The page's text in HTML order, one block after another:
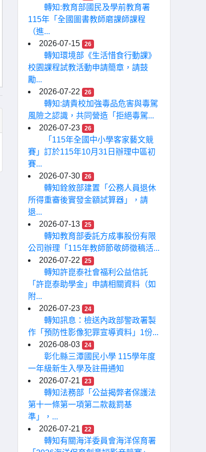
轉知:教育部國民及學前教育署
115年「全國圖書教師磨課師課程
（進...
2026-07-15
26
轉知環境部《生活惜食行動課》
校園課程試教活動申請簡章，請鼓
勵...
2026-07-22
26
轉知:請貴校加強毒品危害與毒駕
風險之認識，共同營造「拒絕毒駕...
2026-07-23
26
「115年全國中小學客家藝文競
賽」訂於115年10月31日辦理中區初
賽...
2026-07-30
26
轉知銓敘部建置「公務人員退休
所得重審後實發金額試算器」，請
退...
2026-07-13
25
轉知教育部委託方成事股份有限
公司辦理「115年教師節敬師徵稿活...
2026-07-22
25
轉知許崑泰社會福利公益信託
「許崑泰助學金」申請相關資料（如
附...
2026-07-23
24
轉知訊息：檢送內政部警政署製
作「預防性影像犯罪宣導資料」1份...
2026-08-03
24
彰化縣三潭國民小學 115學年度
一年級新生入學及註冊通知
2026-07-21
23
轉知法務部「公益揭弊者保護法
第十一條第一項第二款裁罰基
準」，...
2026-07-21
22
轉知有關海洋委員會海洋保育署